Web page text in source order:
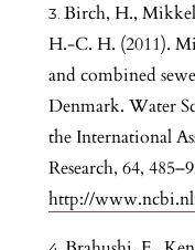
Birch, H.,
H.-C. H. (2011).
and combined
Denmark. Water
the International
Research, 64,
http://